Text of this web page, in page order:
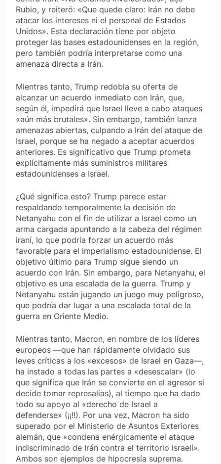
Rubio, y reiteró: «Que quede claro: Irán no debe
atacar los intereses ni el personal de Estados
Unidos». Esta declaración tiene por objeto
proteger las bases estadounidenses en la región,
pero también podría interpretarse como una
amenaza directa a Irán.
Mientras tanto, Trump redobla su oferta de
alcanzar un acuerdo inmediato con Irán, que,
según él, impedirá que Israel lleve a cabo ataques
«aún más brutales». Sin embargo, también lanza
amenazas abiertas, culpando a Irán del ataque de
Israel, porque se ha negado a aceptar acuerdos
anteriores. Es significativo que Trump prometa
explícitamente más suministros militares
estadounidenses a Israel.
¿Qué significa esto? Trump parece estar
respaldando temporalmente la decisión de
Netanyahu con el fin de utilizar a Israel como un
arma cargada apuntando a la cabeza del régimen
iraní, lo que podría forzar un acuerdo más
favorable para el imperialismo estadounidense. El
objetivo último para Trump sigue siendo un
acuerdo con Irán. Sin embargo, para Netanyahu, el
objetivo es una escalada de la guerra. Trump y
Netanyahu están jugando un juego muy peligroso,
que podría dar lugar a una escalada total de la
guerra en Oriente Medio.
Mientras tanto, Macron, en nombre de los líderes
europeos —que han rápidamente olvidado sus
leves críticas a los «excesos» de Israel en Gaza—,
ha instado a todas las partes a «desescalar» (lo
que significa que Irán se convierte en el agresor si
decide tomar represalias), al tiempo que ha dado
todo su apoyo al «derecho de Israel a
defenderse» (¡¡!!). Por una vez, Macron ha sido
superado por el Ministerio de Asuntos Exteriores
alemán, que «condena enérgicamente el ataque
indiscriminado de Irán contra el territorio israelí».
Ambos son ejemplos de hipocresía suprema.